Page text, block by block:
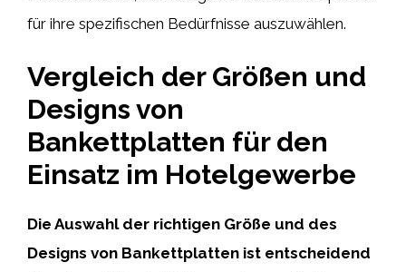
für ihre spezifischen Bedürfnisse auszuwählen.
Vergleich der Größen und
Designs von
Bankettplatten für den
Einsatz im Hotelgewerbe
Die Auswahl der richtigen Größe und des
Designs von Bankettplatten ist entscheidend